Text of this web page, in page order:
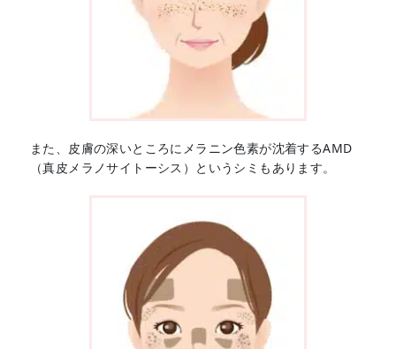
また、皮膚の深いところにメラニン色素が沈着するAMD
（真皮メラノサイトーシス）というシミもあります。